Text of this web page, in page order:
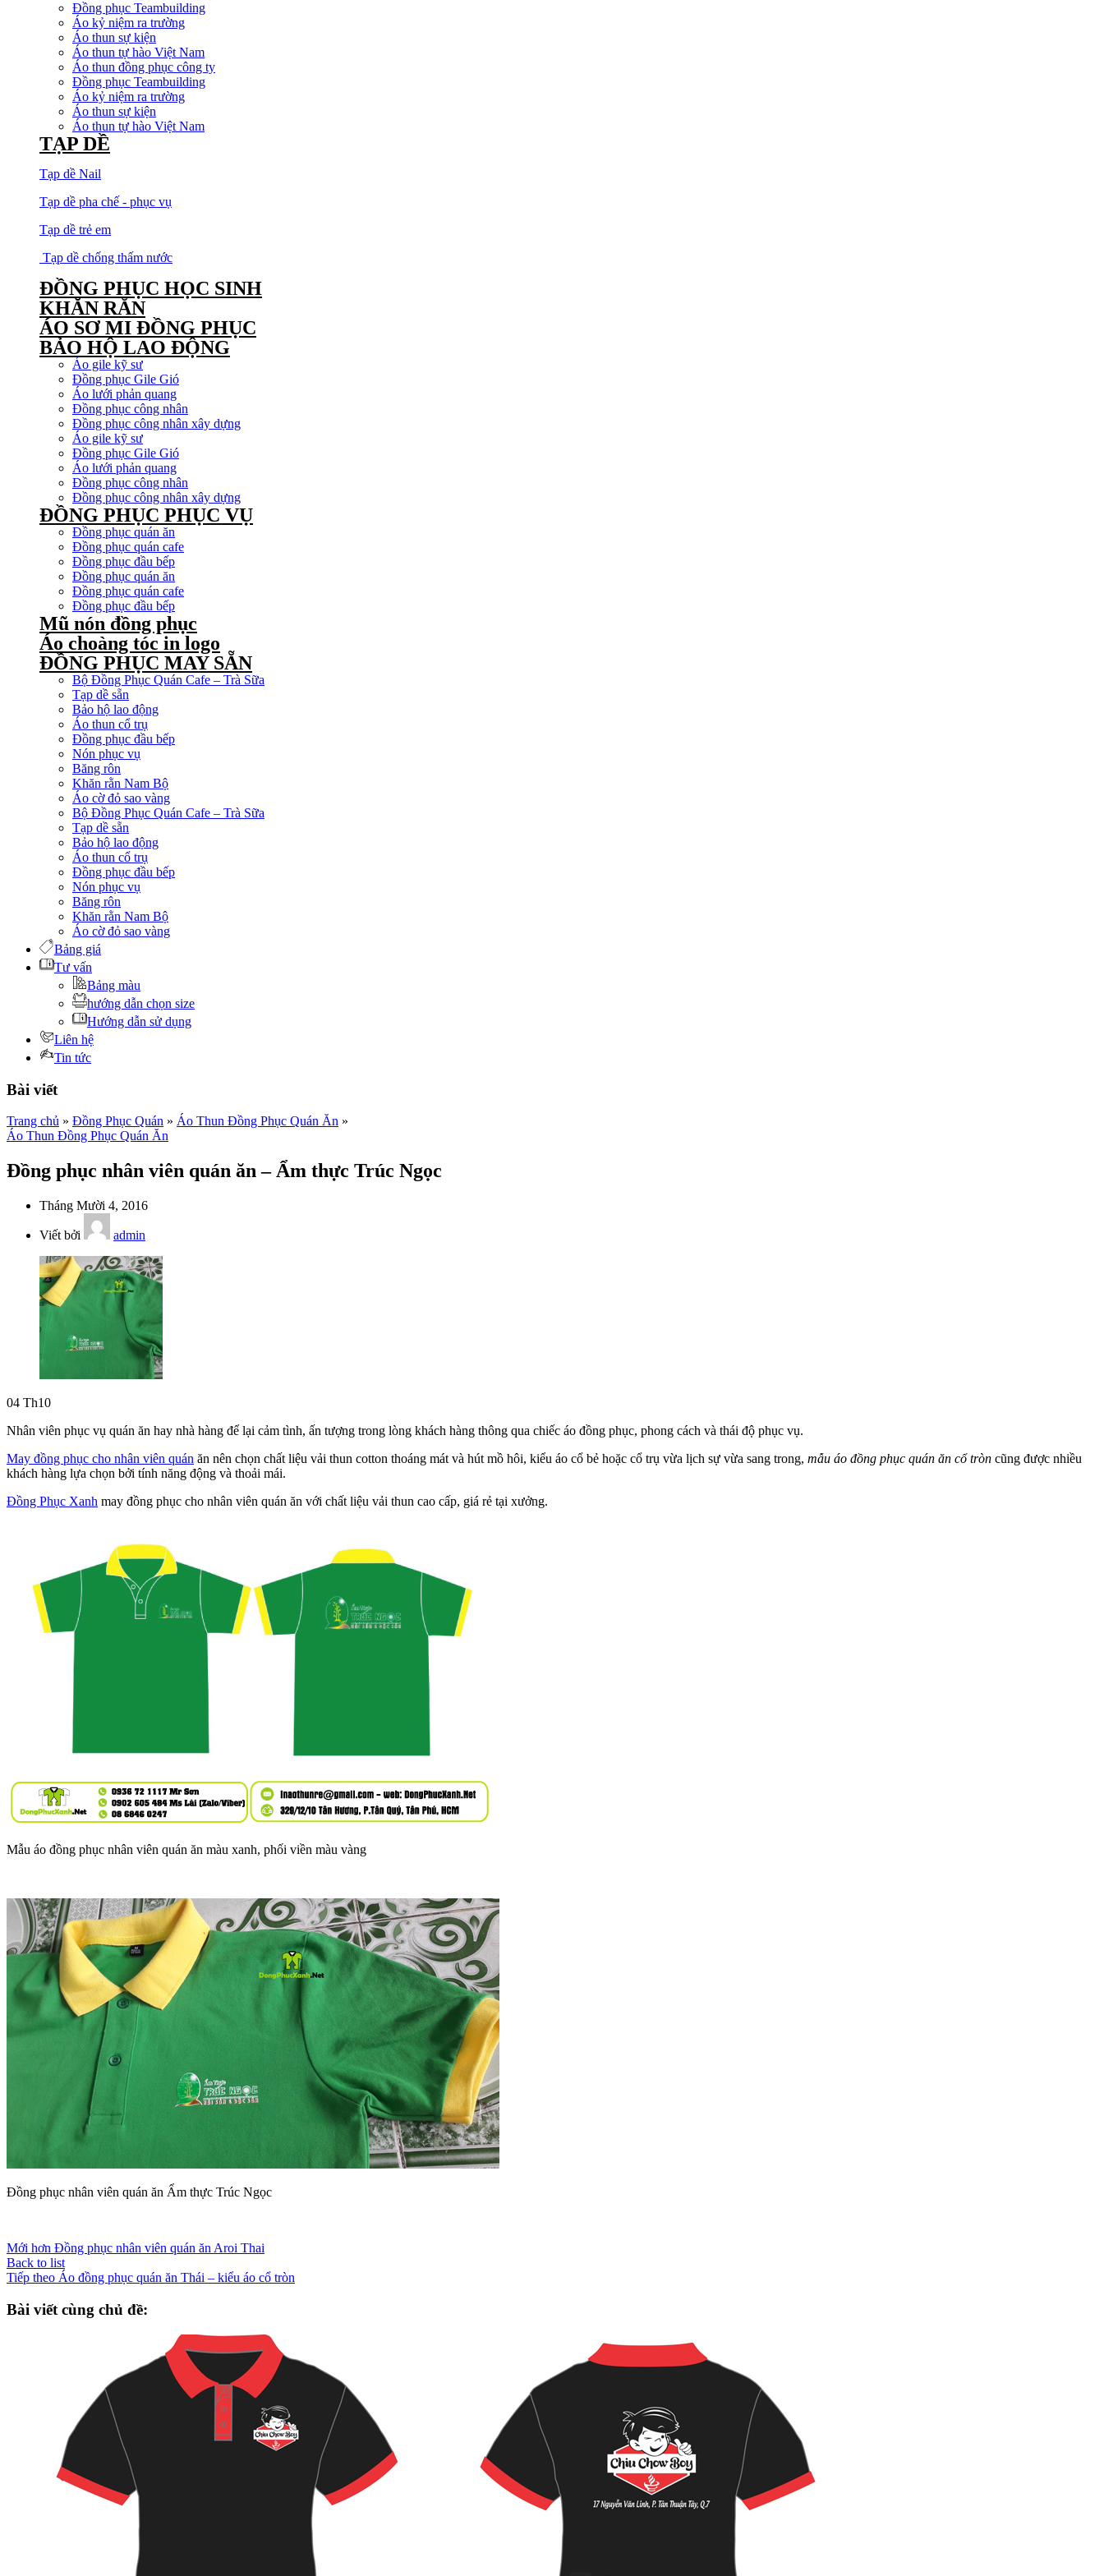
Đồng phục Teambuilding
Áo kỷ niệm ra trường
Áo thun sự kiện
Áo thun tự hào Việt Nam
Áo thun đồng phục công ty
Đồng phục Teambuilding
Áo kỷ niệm ra trường
Áo thun sự kiện
Áo thun tự hào Việt Nam
TẠP DỀ
Tạp dề Nail
Tạp dề pha chế - phục vụ
Tạp dề trẻ em
Tạp dề chống thấm nước
ĐỒNG PHỤC HỌC SINH
KHĂN RẰN
ÁO SƠ MI ĐỒNG PHỤC
BẢO HỘ LAO ĐỘNG
Áo gile kỹ sư
Đồng phục Gile Gió
Áo lưới phản quang
Đồng phục công nhân
Đồng phục công nhân xây dựng
Áo gile kỹ sư
Đồng phục Gile Gió
Áo lưới phản quang
Đồng phục công nhân
Đồng phục công nhân xây dựng
ĐỒNG PHỤC PHỤC VỤ
Đồng phục quán ăn
Đồng phục quán cafe
Đồng phục đầu bếp
Đồng phục quán ăn
Đồng phục quán cafe
Đồng phục đầu bếp
Mũ nón đồng phục
Áo choàng tóc in logo
ĐỒNG PHỤC MAY SẴN
Bộ Đồng Phục Quán Cafe – Trà Sữa
Tạp dề sẵn
Bảo hộ lao động
Áo thun cổ trụ
Đồng phục đầu bếp
Nón phục vụ
Băng rôn
Khăn rằn Nam Bộ
Áo cờ đỏ sao vàng
Bộ Đồng Phục Quán Cafe – Trà Sữa
Tạp dề sẵn
Bảo hộ lao động
Áo thun cổ trụ
Đồng phục đầu bếp
Nón phục vụ
Băng rôn
Khăn rằn Nam Bộ
Áo cờ đỏ sao vàng
Bảng giá
Tư vấn
Bảng màu
hướng dẫn chọn size
Hướng dẫn sử dụng
Liên hệ
Tin tức
Bài viết
Trang chủ » Đồng Phục Quán » Áo Thun Đồng Phục Quán Ăn »
Áo Thun Đồng Phục Quán Ăn
Đồng phục nhân viên quán ăn – Ẩm thực Trúc Ngọc
Tháng Mười 4, 2016
Viết bởi admin
04 Th10
Nhân viên phục vụ quán ăn hay nhà hàng để lại cảm tình, ấn tượng trong lòng khách hàng thông qua chiếc áo đồng phục, phong cách và thái độ phục vụ.
May đồng phục cho nhân viên quán ăn nên chọn chất liệu vải thun cotton thoáng mát và hút mồ hôi, kiểu áo cổ bẻ hoặc cổ trụ vừa lịch sự vừa sang trong, mẫu áo đồng phục quán ăn cổ tròn cũng được nhiều
khách hàng lựa chọn bởi tính năng động và thoải mái.
Đồng Phục Xanh may đồng phục cho nhân viên quán ăn với chất liệu vải thun cao cấp, giá rẻ tại xưởng.
Mẫu áo đồng phục nhân viên quán ăn màu xanh, phối viền màu vàng
Đồng phục nhân viên quán ăn Ẩm thực Trúc Ngọc
Mới hơn Đồng phục nhân viên quán ăn Aroi Thai
Back to list
Tiếp theo Áo đồng phục quán ăn Thái – kiểu áo cổ tròn
Bài viết cùng chủ đề: